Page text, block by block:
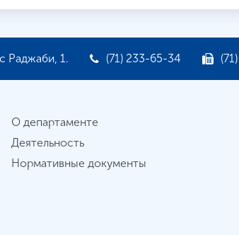
Раджаби, 1. (71) 233-65-34
О департаменте
Деятельность
Нормативные документы